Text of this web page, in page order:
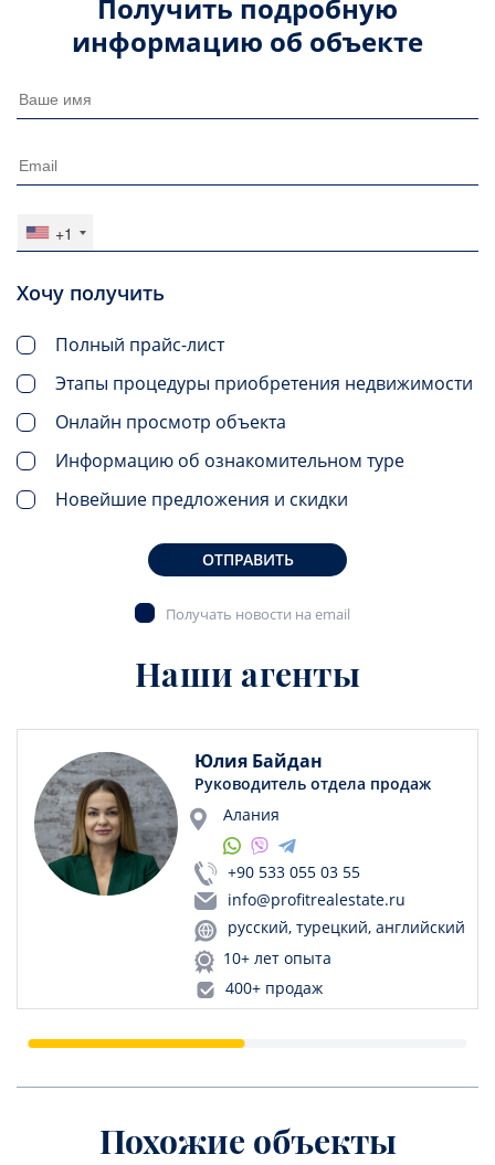
Получить подробную
информацию об объекте
+1
Хочу получить
Полный прайс-лист
Этапы процедуры приобретения недвижимости
Онлайн просмотр объекта
Информацию об ознакомительном туре
Новейшие предложения и скидки
ОТПРАВИТЬ
Получать новости на email
Наши агенты
Юлия Байдан
Руководитель отдела продаж
Алания
+90 533 055 03 55
info@profitrealestate.ru
русский, турецкий, английский
10+ лет опыта
400+ продаж
Похожие объекты